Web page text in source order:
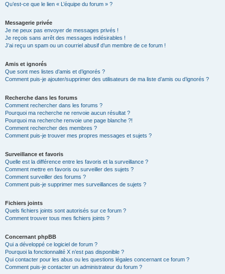
Qu’est-ce que le lien « L’équipe du forum » ?
Messagerie privée
Je ne peux pas envoyer de messages privés !
Je reçois sans arrêt des messages indésirables !
J’ai reçu un spam ou un courriel abusif d’un membre de ce forum !
Amis et ignorés
Que sont mes listes d’amis et d’ignorés ?
Comment puis-je ajouter/supprimer des utilisateurs de ma liste d’amis ou d’ignorés ?
Recherche dans les forums
Comment rechercher dans les forums ?
Pourquoi ma recherche ne renvoie aucun résultat ?
Pourquoi ma recherche renvoie une page blanche ?!
Comment rechercher des membres ?
Comment puis-je trouver mes propres messages et sujets ?
Surveillance et favoris
Quelle est la différence entre les favoris et la surveillance ?
Comment mettre en favoris ou surveiller des sujets ?
Comment surveiller des forums ?
Comment puis-je supprimer mes surveillances de sujets ?
Fichiers joints
Quels fichiers joints sont autorisés sur ce forum ?
Comment trouver tous mes fichiers joints ?
Concernant phpBB
Qui a développé ce logiciel de forum ?
Pourquoi la fonctionnalité X n’est pas disponible ?
Qui contacter pour les abus ou les questions légales concernant ce forum ?
Comment puis-je contacter un administrateur du forum ?